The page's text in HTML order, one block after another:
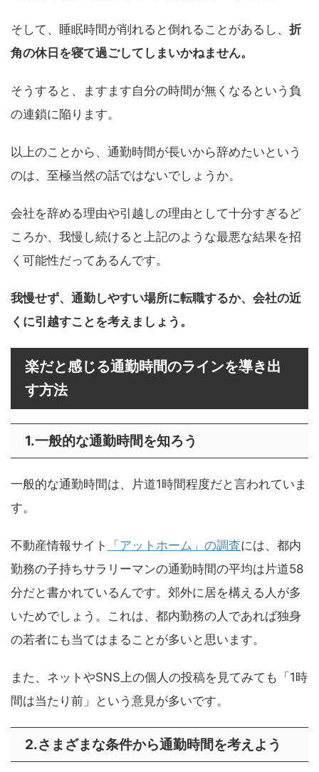
そして、睡眠時間が削れると倒れることがあるし、 折
角の休日を寝て過ごしてしまいかねません。
そうすると、ますます自分の時間が無くなるという負
の連鎖に陥ります。
以上のことから、通勤時間が長いから辞めたいという
のは、至極当然の話ではないでしょうか。
会社を辞める理由や引越しの理由として十分すぎるど
ころか、我慢し続けると上記のような最悪な結果を招
く可能性だってあるんです。
我慢せず、通勤しやすい場所に転職するか、会社の近
くに引越すことを考えましょう。
楽だと感じる通勤時間のラインを導き出
す方法
1.一般的な通勤時間を知ろう
一般的な通勤時間は、片道1時間程度だと言われていま
す。
不動産情報サイト 「アットホーム」の調査には、都内
勤務の子持ちサラリーマンの通勤時間の平均は片道58
分だと書かれているんです。郊外に居を構える人が多
いためでしょう。これは、都内勤務の人であれば独身
の若者にも当てはまることが多いと思います。
また、ネットやSNS上の個人の投稿を見てみても「1時
間は当たり前」という意見が多いです。
2.さまざまな条件から通勤時間を考えよう